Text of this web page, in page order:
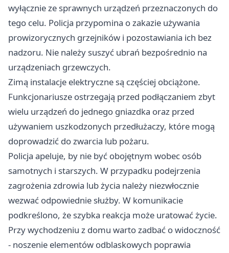
wyłącznie ze sprawnych urządzeń przeznaczonych do
tego celu. Policja przypomina o zakazie używania
prowizorycznych grzejników i pozostawiania ich bez
nadzoru. Nie należy suszyć ubrań bezpośrednio na
urządzeniach grzewczych.
Zimą instalacje elektryczne są częściej obciążone.
Funkcjonariusze ostrzegają przed podłączaniem zbyt
wielu urządzeń do jednego gniazdka oraz przed
używaniem uszkodzonych przedłużaczy, które mogą
doprowadzić do zwarcia lub pożaru.
Policja apeluje, by nie być obojętnym wobec osób
samotnych i starszych. W przypadku podejrzenia
zagrożenia zdrowia lub życia należy niezwłocznie
wezwać odpowiednie służby. W komunikacie
podkreślono, że szybka reakcja może uratować życie.
Przy wychodzeniu z domu warto zadbać o widoczność
- noszenie elementów odblaskowych poprawia